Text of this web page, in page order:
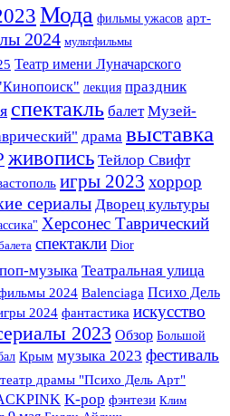
Мода фильмы ужасов арт-
2024 мультфильмы
Театр имени Луначарского
лекция праздник
спектакль балет Музей-
драма выставка
живопись Тейлор Свифт
игры 2023 хоррор
сериалы Дворец культуры
Херсонес Таврический
спектакли Dior
поп-музыка Театральная улица
2024 Balenciaga Психо Дель
2024 фантастика искусство
2023 Обзор Большой
Крым музыка 2023 фестиваль
театр драмы "Психо Дель Арт"
K-pop фэнтези Клим